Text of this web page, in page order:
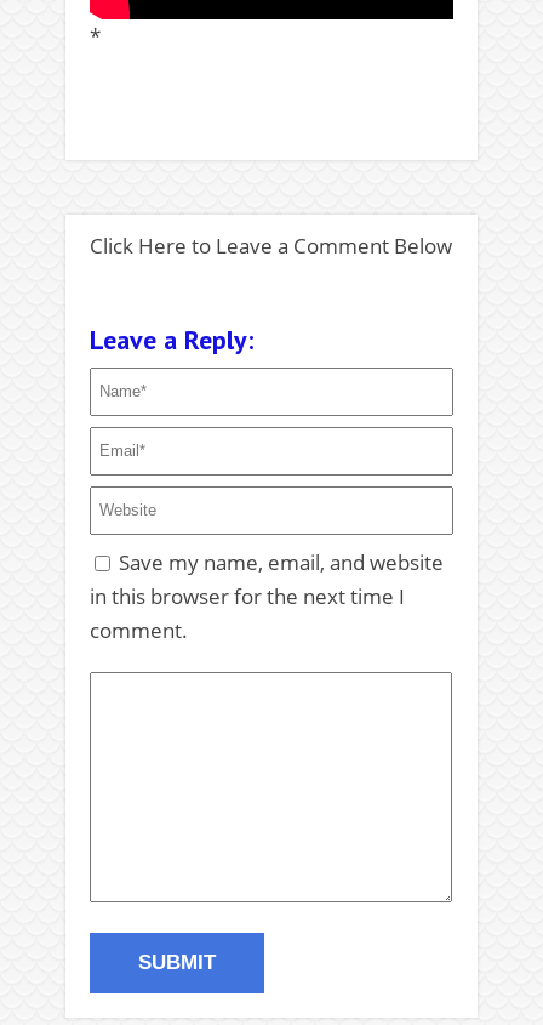
*
Click Here to Leave a Comment Below
Leave a Reply:
Save my name, email, and website
in this browser for the next time I
comment.